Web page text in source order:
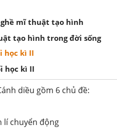
mĩ thuật tạo hình
tạo hình trong đời sống
học kì II
học kì II
diều gồm 6 chủ đề:
lí chuyển động